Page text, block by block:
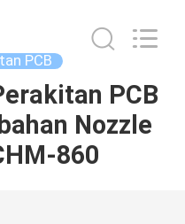
PCB
PCB
Nozzle
860